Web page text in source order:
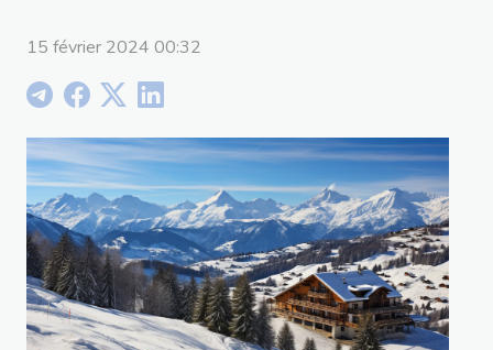
15 février 2024 00:32